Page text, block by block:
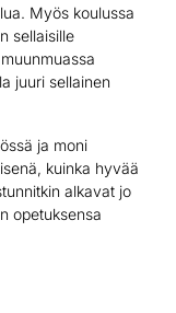
Myös koulussa
sellaisille
juuri sellainen
ja moni
kuinka hyvää
alkavat jo
opetuksensa